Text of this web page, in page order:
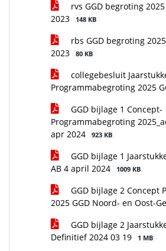
rvs GGD begroting
2023
148 KB
rbs GGD begroting
2023
80 KB
collegebesluit
Programmabegroting 2025
GGD bijlage 1 Concept-
Programmabegroting
apr 2024
923 KB
GGD bijlage 1
AB 4 april 2024
1009 KB
GGD bijlage 2 Concept
2025 GGD Noord- en Oost-
GGD bijlage 2
Definitief 2024 03 19
1 MB